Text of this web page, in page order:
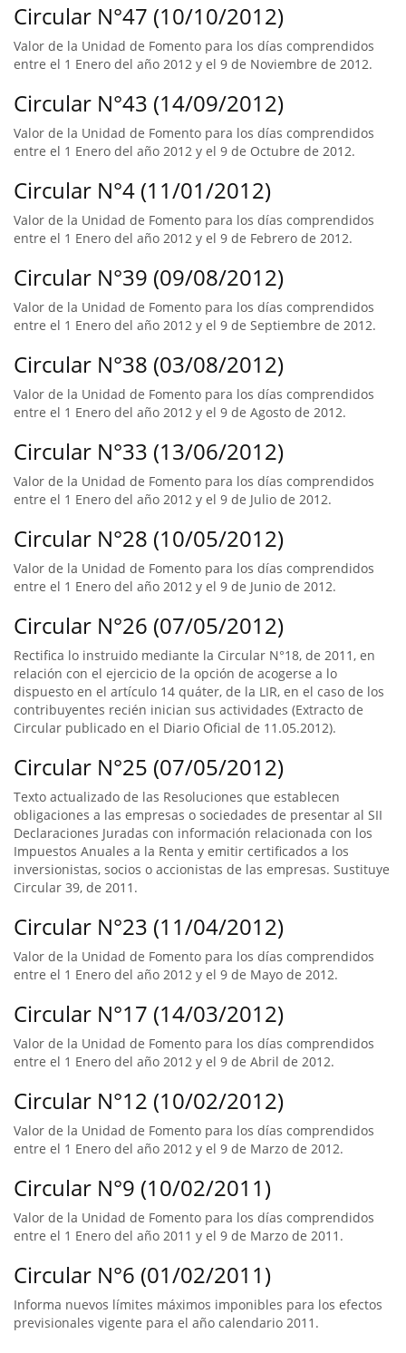
Circular N°47 (10/10/2012)
Valor de la Unidad de Fomento para los días comprendidos
entre el 1 Enero del año 2012 y el 9 de Noviembre de 2012.
Circular N°43 (14/09/2012)
Valor de la Unidad de Fomento para los días comprendidos
entre el 1 Enero del año 2012 y el 9 de Octubre de 2012.
Circular N°4 (11/01/2012)
Valor de la Unidad de Fomento para los días comprendidos
entre el 1 Enero del año 2012 y el 9 de Febrero de 2012.
Circular N°39 (09/08/2012)
Valor de la Unidad de Fomento para los días comprendidos
entre el 1 Enero del año 2012 y el 9 de Septiembre de 2012.
Circular N°38 (03/08/2012)
Valor de la Unidad de Fomento para los días comprendidos
entre el 1 Enero del año 2012 y el 9 de Agosto de 2012.
Circular N°33 (13/06/2012)
Valor de la Unidad de Fomento para los días comprendidos
entre el 1 Enero del año 2012 y el 9 de Julio de 2012.
Circular N°28 (10/05/2012)
Valor de la Unidad de Fomento para los días comprendidos
entre el 1 Enero del año 2012 y el 9 de Junio de 2012.
Circular N°26 (07/05/2012)
Rectifica lo instruido mediante la Circular N°18, de 2011, en
relación con el ejercicio de la opción de acogerse a lo
dispuesto en el artículo 14 quáter, de la LIR, en el caso de los
contribuyentes recién inician sus actividades (Extracto de
Circular publicado en el Diario Oficial de 11.05.2012).
Circular N°25 (07/05/2012)
Texto actualizado de las Resoluciones que establecen
obligaciones a las empresas o sociedades de presentar al SII
Declaraciones Juradas con información relacionada con los
Impuestos Anuales a la Renta y emitir certificados a los
inversionistas, socios o accionistas de las empresas. Sustituye
Circular 39, de 2011.
Circular N°23 (11/04/2012)
Valor de la Unidad de Fomento para los días comprendidos
entre el 1 Enero del año 2012 y el 9 de Mayo de 2012.
Circular N°17 (14/03/2012)
Valor de la Unidad de Fomento para los días comprendidos
entre el 1 Enero del año 2012 y el 9 de Abril de 2012.
Circular N°12 (10/02/2012)
Valor de la Unidad de Fomento para los días comprendidos
entre el 1 Enero del año 2012 y el 9 de Marzo de 2012.
Circular N°9 (10/02/2011)
Valor de la Unidad de Fomento para los días comprendidos
entre el 1 Enero del año 2011 y el 9 de Marzo de 2011.
Circular N°6 (01/02/2011)
Informa nuevos límites máximos imponibles para los efectos
previsionales vigente para el año calendario 2011.